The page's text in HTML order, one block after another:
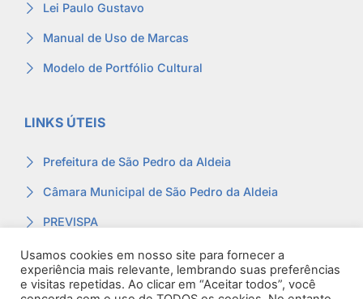
Lei Paulo Gustavo
Manual de Uso de Marcas
Modelo de Portfólio Cultural
LINKS ÚTEIS
Prefeitura de São Pedro da Aldeia
Câmara Municipal de São Pedro da Aldeia
PREVISPA
Ouvidoria
Contracheque
Usamos cookies em nosso site para fornecer a
experiência mais relevante, lembrando suas preferências
e visitas repetidas. Ao clicar em “Aceitar todos”, você